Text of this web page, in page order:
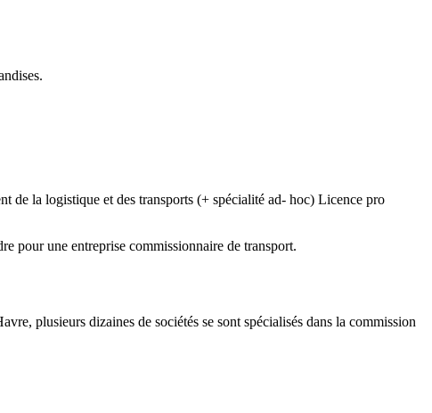
de la logistique et des transports (+ spécialité ad- hoc) Licence pro
pour une entreprise commissionnaire de transport.
plusieurs dizaines de sociétés se sont spécialisés dans la commission